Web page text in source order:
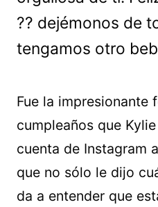
?? dejémonos de
tengamos otro
Fue la impresionante
cumpleaños que
cuenta de Instagram
que no sólo le dijo
da a entender que